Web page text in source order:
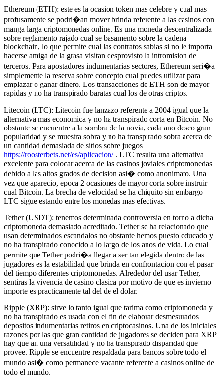
Ethereum (ETH): este es la ocasion token mas celebre y cual mas
profusamente se podri�an mover brinda referente a las casinos con
manga larga criptomonedas online. Es una moneda descentralizada
sobre reglamento rajado cual se basamento sobre la cadena
blockchain, lo que permite cual las contratos sabias si no le importa
hacerse amiga de la grasa visitan desprovisto la intromision de
terceros. Para apostadores indumentarias sectores, Ethereum seri�a
simplemente la reserva sobre concepto cual puedes utilizar para
emplazar o ganar dinero. Los transacciones de ETH son de mayor
rapidas y no ha transpirado baratas cual los de otras criptos.
Litecoin (LTC): Litecoin fue lanzazo referente a 2004 igual que la
alternativa mas economica y no ha transpirado corta en Bitcoin. No
obstante se encuentre a la sombra de la novia, cada ano deseo gran
popularidad y se muestra sobra y no ha transpirado sobra acerca de
un cantidad demasiada de sitios sobre juegos
https://roosterbets.net/es/aplicacion/. LTC resulta una alternativa
excelente para colocar acerca de las casinos joviales criptomonedas
debido a las altos grados de decision asi� como anonimato. Una
vez que aparecio, epoca 2 ocasiones de mayor corta sobre instruir
cual Bitcoin. La brecha de velocidad se ha chiquito sin embargo
LTC sigue estando entre los monedas mas efectivas.
Tether (USDT): tenemos determinada controversia en torno a dicha
criptomoneda demasiado acreditado. Tether se ha relacionado que
usan determinados escandalos no obstante hemos puesto educado y
no ha transpirado conocido a lo largo de los anos de vida. Lo cual
permite que Tether podri�a llegar a ser tan elegida dentro de las
jugadores es la estabilidad que brinda en confrontacion con el pasar
del tiempo diferentes criptomonedas. Alrededor del usar Tether,
sentiras la vivencia de casino clasica por motivo de que es invierno
importe es practicamente tal del de el dolar.
Ripple (XRP): sirve lo tanto igual que tarima como criptomoneda y
no ha transpirado es usada con el fin de elaborar desmesurados
depositos indumentarias retiros en criptocasinos. Una de los iniciales
razones por las que gran cantidad de jugadores se deciden para XRP
hay que an una versatilidad y no ha transpirado disparidad que
provee. Ripple se encuentre respaldada para bancos sobre todo el
mundo asi� como permanece vacante referente a casinos online de
todo el mundo.